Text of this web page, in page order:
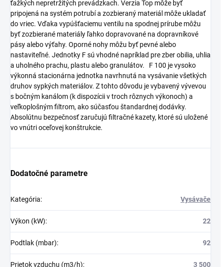
ťažkých nepretržitých prevádzkach. Verzia Top môže byť
pripojená na systém potrubí a zozbieraný materiál môže ukladať
do vriec. Vďaka vypúšťaciemu ventilu na spodnej prírube môžu
byť zozbierané materiály ľahko dopravované na dopravníkové
pásy alebo výťahy. Oporné nohy môžu byť pevné alebo
nastaviteľné. Jednotky F sú vhodné napríklad pre zber obilia, uhlia
a uholného prachu, plastu alebo granulátov. F 100 je vysoko
výkonná stacionárna jednotka navrhnutá na vysávanie všetkých
druhov sypkých materiálov. Z tohto dôvodu je vybavený vývevou
s bočným kanálom (k dispozícii v troch rôznych výkonoch) a
veľkoplošným filtrom, ako súčasťou štandardnej dodávky.
Absolútnu bezpečnosť zaručujú filtračné kazety, ktoré sú uložené
vo vnútri oceľovej konštrukcie.
Dodatočné parametre
Kategória: Vysávače
Výkon (kW): 22
Podtlak (mbar): 92
Prietok vzduchu (m3/h): 3 500